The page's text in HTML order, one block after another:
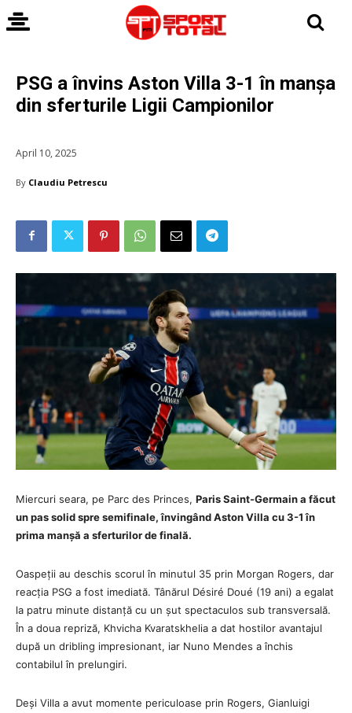
PSG a învins Aston Villa 3-1 în manșa
din sferturile Ligii Campionilor
April 10, 2025
By Claudiu Petrescu
Miercuri seara, pe Parc des Princes, Paris Saint-Germain a făcut
un pas solid spre semifinale, învingând Aston Villa cu 3-1 în
prima manșă a sferturilor de finală.
Oaspeții au deschis scorul în minutul 35 prin Morgan Rogers, dar
reacția PSG a fost imediată. Tânărul Désiré Doué (19 ani) a egalat
la patru minute distanță cu un șut spectaculos sub transversală.
În a doua repriză, Khvicha Kvaratskhelia a dat hostilor avantajul
după un dribling impresionant, iar Nuno Mendes a închis
contabilul în prelungiri.
Deși Villa a avut momente periculoase prin Rogers, Gianluigi